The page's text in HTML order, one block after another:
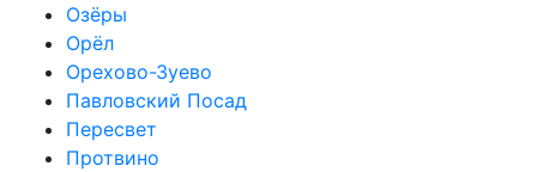
Озёры
Орёл
Орехово-Зуево
Павловский Посад
Пересвет
Протвино